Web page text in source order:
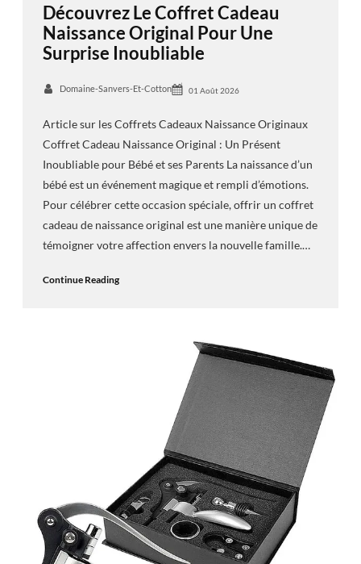
Découvrez Le Coffret Cadeau
Naissance Original Pour Une
Surprise Inoubliable
Domaine-Sanvers-Et-Cotton 01 Août 2026
Article sur les Coffrets Cadeaux Naissance Originaux
Coffret Cadeau Naissance Original : Un Présent
Inoubliable pour Bébé et ses Parents La naissance d’un
bébé est un événement magique et rempli d’émotions.
Pour célébrer cette occasion spéciale, offrir un coffret
cadeau de naissance original est une manière unique de
témoigner votre affection envers la nouvelle famille.…
Continue Reading